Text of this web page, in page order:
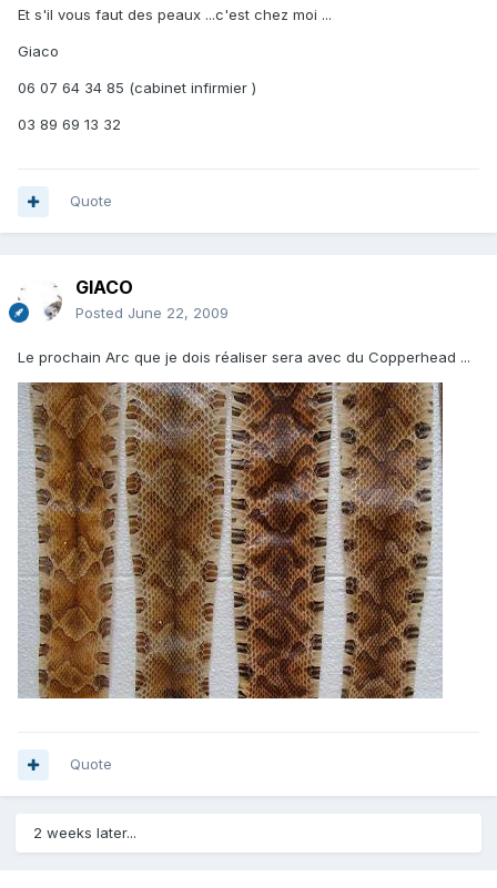
Et s'il vous faut des peaux ...c'est chez moi ...
Giaco
06 07 64 34 85 (cabinet infirmier )
03 89 69 13 32
Quote
GIACO
Posted June 22, 2009
Le prochain Arc que je dois réaliser sera avec du Copperhead ...
Quote
2 weeks later...